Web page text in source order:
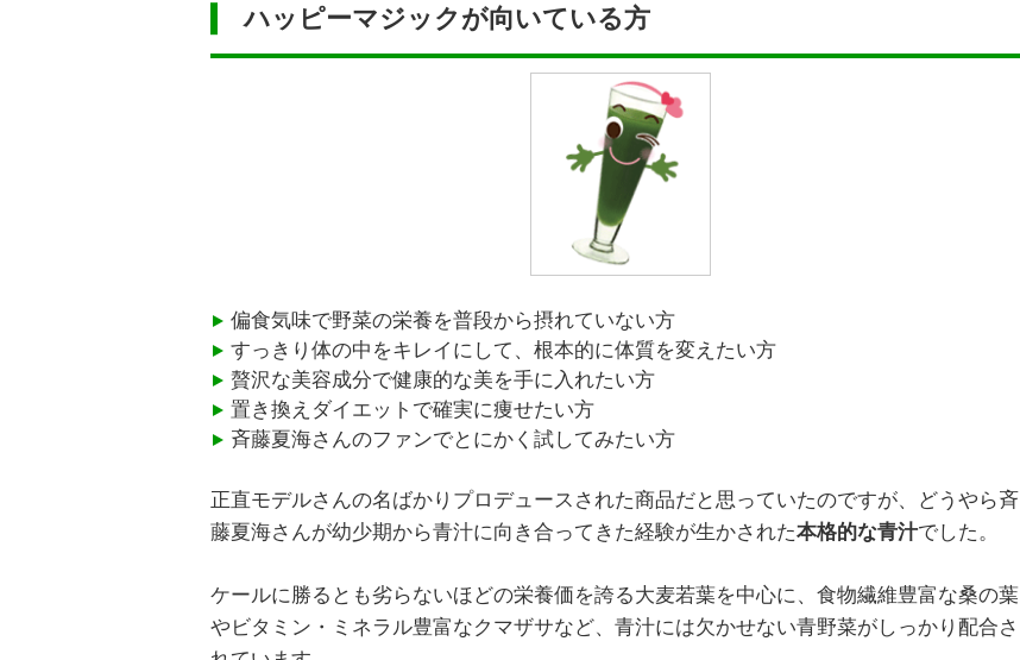
ハッピーマジックが向いている方
偏食気味で野菜の栄養を普段から摂れていない方
すっきり体の中をキレイにして、根本的に体質を変えたい方
贅沢な美容成分で健康的な美を手に入れたい方
置き換えダイエットで確実に痩せたい方
斉藤夏海さんのファンでとにかく試してみたい方
正直モデルさんの名ばかりプロデュースされた商品だと思っていたのですが、どうやら斉
藤夏海さんが幼少期から青汁に向き合ってきた経験が生かされた本格的な青汁でした。
ケールに勝るとも劣らないほどの栄養価を誇る大麦若葉を中心に、食物繊維豊富な桑の葉
やビタミン・ミネラル豊富なクマザサなど、青汁には欠かせない青野菜がしっかり配合さ